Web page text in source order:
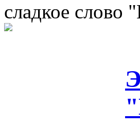
сладкое слово